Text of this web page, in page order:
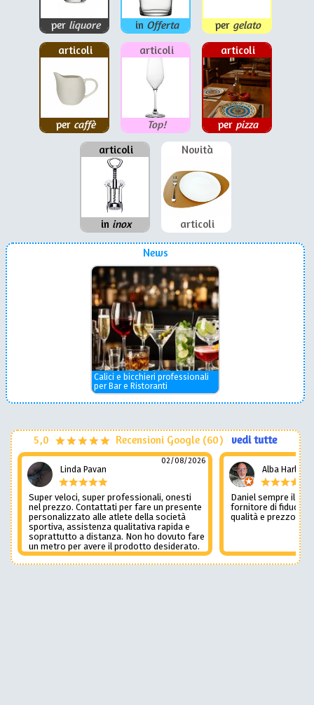
per liquore in Offerta per gelato
articoli
per caffè
articoli
Top!
articoli
per pizza
articoli
in inox
Novità
articoli
News
Calici e bicchieri professionali
per Bar e Ristoranti
5,0 Recensioni Google (60) vedi tutte
Linda Pavan
02/08/2026
Super veloci, super professionali, onesti
nel prezzo. Contattati per fare un presente
personalizzato alle atlete della società
sportiva, assistenza qualitativa rapida e
soprattutto a distanza. Non ho dovuto fare
un metro per avere il prodotto desiderato.
Una assistenza del genere è rara e
preziosa. Credo li contatterò ancora in
Alba Harley
Daniel sempre il
fornitore di fiducia
qualità e prezzo